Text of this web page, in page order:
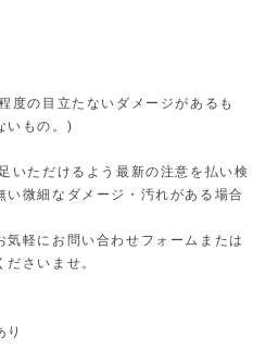
度の目立たないダメージがあるも
いもの。)
いただけるよう最新の注意を払い検
微細なダメージ・汚れがある場合
気軽にお問い合わせフォームまたは
さいませ。
り